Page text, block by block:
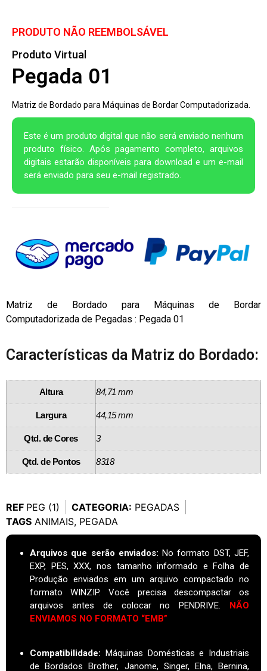
PRODUTO NÃO REEMBOLSÁVEL
Produto Virtual
Pegada 01
Matriz de Bordado para Máquinas de Bordar Computadorizada.
Este é um produto digital que não será enviado nenhum
produto físico. Após pagamento completo, arquivos
digitais estarão disponíveis para download e um e-mail
será enviado para seu e-mail registrado.
Matriz de Bordado para Máquinas de Bordar
Computadorizada de Pegadas : Pegada 01
Características da Matriz do Bordado:
Altura 84,71 mm
Largura 44,15 mm
Qtd. de Cores 3
Qtd. de Pontos 8318
REF PEG (1) CATEGORIA: PEGADAS
TAGS ANIMAIS, PEGADA
Arquivos que serão enviados: No formato DST, JEF,
EXP, PES, XXX, nos tamanho informado e Folha de
Produção enviados em um arquivo compactado no
formato WINZIP. Você precisa descompactar os
arquivos antes de colocar no PENDRIVE. NÃO
ENVIAMOS NO FORMATO “EMB”
Compatibilidade: Máquinas Domésticas e Industriais
de Bordados Brother, Janome, Singer, Elna, Bernina,